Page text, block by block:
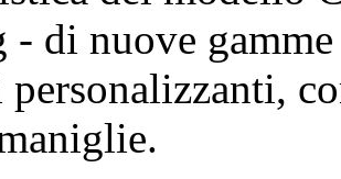
- di nuove
personalizzanti,